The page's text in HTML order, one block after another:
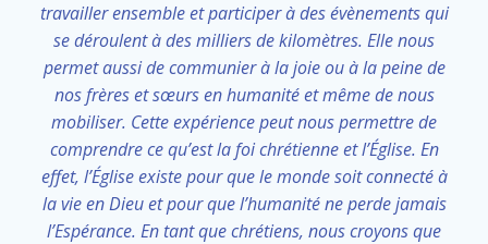
travailler ensemble et participer à des évènements qui
se déroulent à des milliers de kilomètres. Elle nous
permet aussi de communier à la joie ou à la peine de
nos frères et sœurs en humanité et même de nous
mobiliser. Cette expérience peut nous permettre de
comprendre ce qu’est la foi chrétienne et l’Église. En
effet, l’Église existe pour que le monde soit connecté à
la vie en Dieu et pour que l’humanité ne perde jamais
l’Espérance. En tant que chrétiens, nous croyons que